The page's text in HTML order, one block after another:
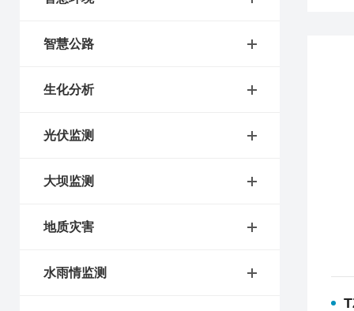
智慧公路
生化分析
光伏监测
大坝监测
地质灾害
水雨情监测